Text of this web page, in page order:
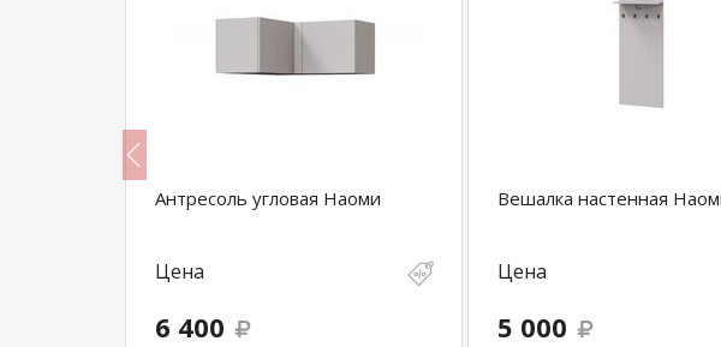
Антресоль угловая Наоми
Цена
6 400
Вешалка настенная
Цена
5 000